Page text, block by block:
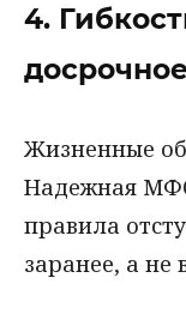
4.
Жизненные
Надежная
правила
заранее, а